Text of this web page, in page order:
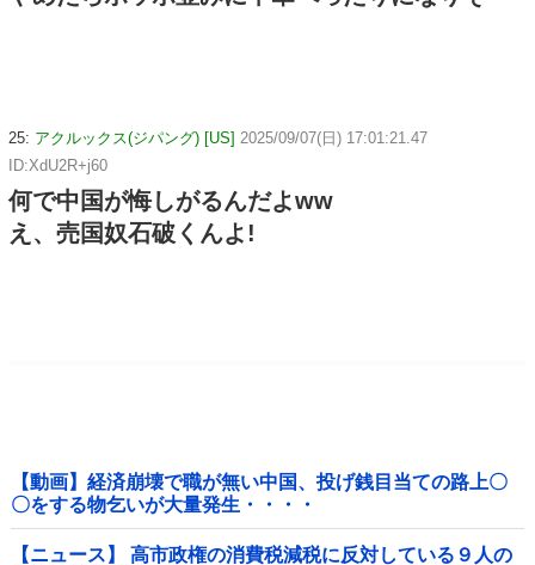
25: アクルックス(ジパング) [US] 2025/09/07(日) 17:01:21.47
ID:XdU2R+j60
何で中国が悔しがるんだよww
え、売国奴石破くんよ!
【動画】経済崩壊で職が無い中国、投げ銭目当ての路上〇
〇をする物乞いが大量発生・・・・
【ニュース】 高市政権の消費税減税に反対している９人の